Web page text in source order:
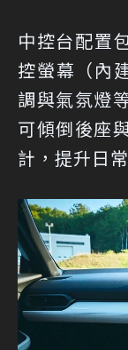
中控台配置
控螢幕（內
調與氣氛燈
可傾倒後座
計，提升日